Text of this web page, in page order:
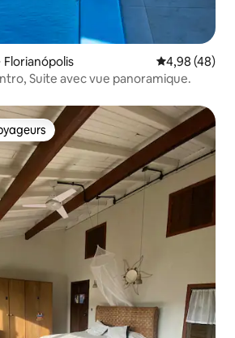
Florianópolis Évaluation
4,98 (48)
Suite avec vue panoramique.
les plus appréciés